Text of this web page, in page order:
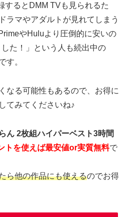
するとDMM TVも見られるた
ラマやアダルトが見れてしまう
やHuluより圧倒的に安いの
た！」という人も続出中の
す。
なる可能性もあるので、お得に
てみてくださいね♪
らん 2枚組ハイパーベスト3時間
トを使えば最安値or実質無料で
ら他の作品にも使えるのでお得